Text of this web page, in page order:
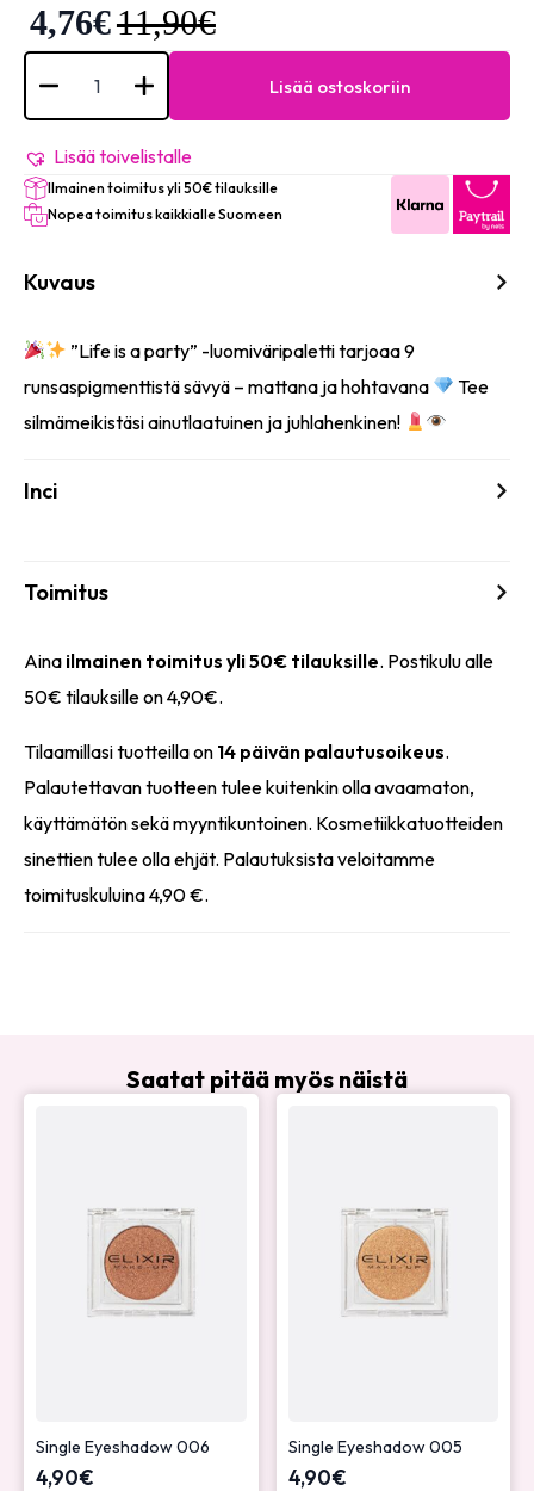
11,90€
4,76€
Eyeshadow
Palette
850L
is
a
Party
määrä
Lisää ostoskoriin
Lisää toivelistalle
Ilmainen toimitus yli 50€ tilauksille
Nopea toimitus kaikkialle Suomeen
Kuvaus
”Life is a party” -luomiväripaletti tarjoaa 9
runsaspigmenttistä sävyä – mattana ja hohtavana
Tee
silmämeikistäsi ainutlaatuinen ja juhlahenkinen!
Inci
Toimitus
Aina ilmainen toimitus yli 50€ tilauksille. Postikulu alle
50€ tilauksille on 4,90€.
Tilaamillasi tuotteilla on 14 päivän palautusoikeus.
Palautettavan tuotteen tulee kuitenkin olla avaamaton,
käyttämätön sekä myyntikuntoinen. Kosmetiikkatuotteiden
sinettien tulee olla ehjät. Palautuksista veloitamme
toimituskuluina 4,90 €.
Saatat pitää myös näistä
Single Eyeshadow 006
4,90€
Single Eyeshadow 005
4,90€